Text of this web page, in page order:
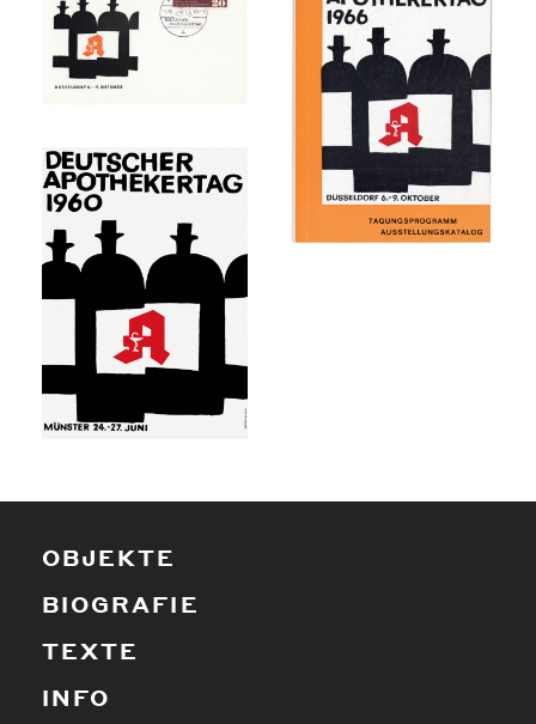
OBJEKTE
BIOGRAFIE
TEXTE
INFO